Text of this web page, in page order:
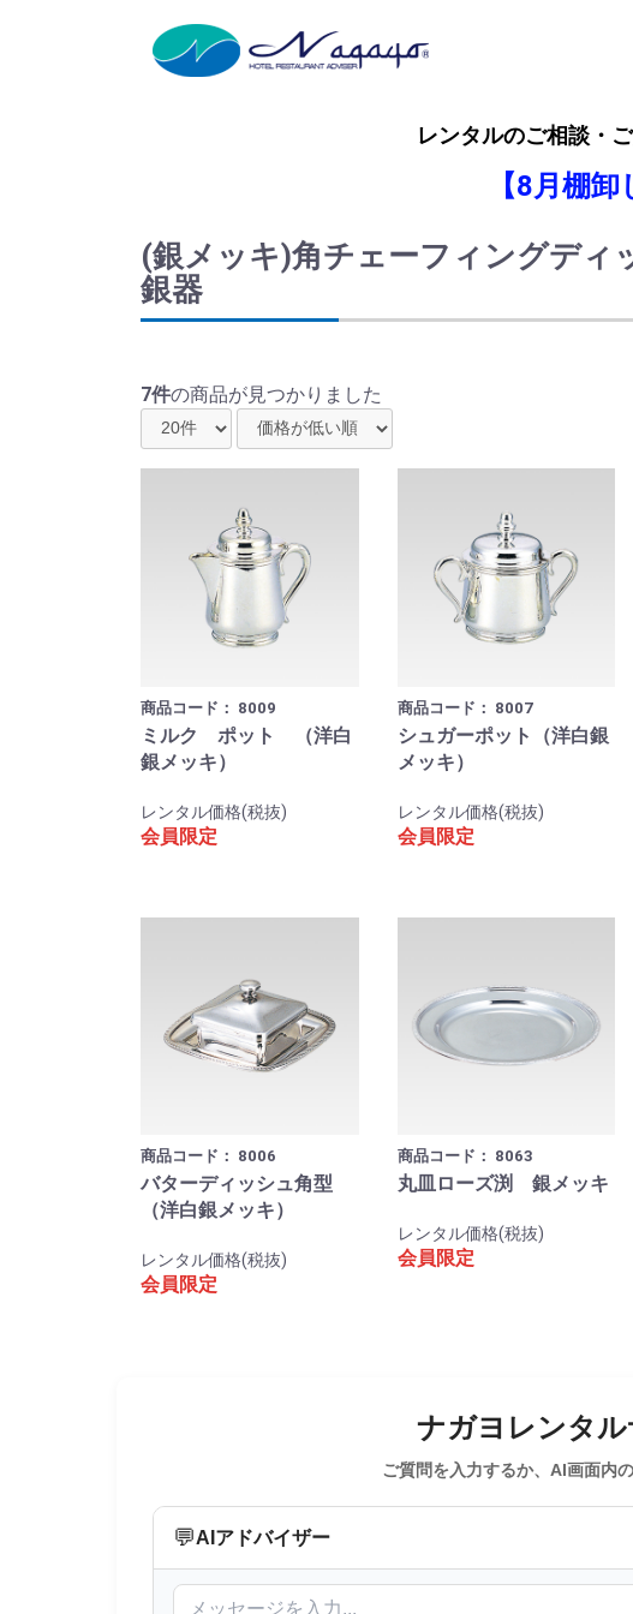
レンタルのご相談・
【8月棚
(銀メッキ)角チェーフィングディ
銀器
7件の商品が見つかりました
商品コード： 8009
ミルク ポット （洋白
銀メッキ）
レンタル価格(税抜)
会員限定
商品コード： 8007
シュガーポット（洋白銀
メッキ）
レンタル価格(税抜)
会員限定
商品コード： 8006
バターディッシュ角型
（洋白銀メッキ）
レンタル価格(税抜)
会員限定
商品コード： 8063
丸皿ローズ渕 銀メッキ
レンタル価格(税抜)
会員限定
ナガヨレンタ
ご質問を入力するか、AI画面内
💬AIアドバイザー